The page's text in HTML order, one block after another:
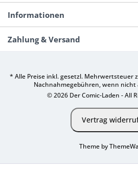
Informationen
Zahlung & Versand
* Alle Preise inkl. gesetzl. Mehrwertsteuer
Nachnahmegebühren, wenn nicht
© 2026 Der Comic-Laden - All
Vertrag
Theme by